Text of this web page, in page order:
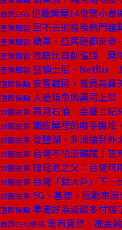
商周ESG 信義房屋14億買小島
產業風雲 回不去的疫後熱門趨
產業風雲 蘋果、亞馬遜都來
產業風雲 推廣比首創值錢 莫
產業風雲 當迪士尼、Netflix
國際焦點 安置難民、裁員竟
國際焦點 人造鮪魚肉壽司上
封面故事 再見石油 金屬世紀
封面故事 鐵皮屋裡的廢手機堆
封面故事 從鹽湖、非洲搶到外
封面故事 台灣不怕沒礦藏！答
封面故事 鋰電池之父：台灣可
封面故事 台灣「鈷大戶」下一
封面故事 5G、基建、電動車
國際焦點 準備好為減碳多付錢
商周CEO學院 電商賣貨、推金